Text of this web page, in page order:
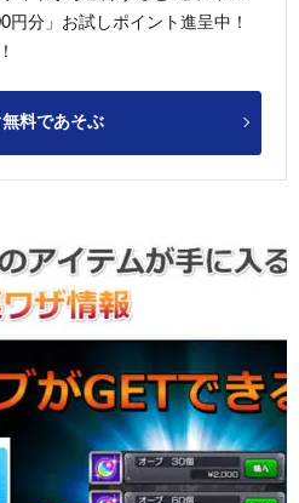
円分」お試しポイント進呈中！
料であそぶ